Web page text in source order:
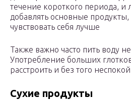
течение короткого периода,
добавлять основные
чувствовать себя лучше
Также важно часто пить воду
Употребление больших
расстроить и без того
Сухие продукты